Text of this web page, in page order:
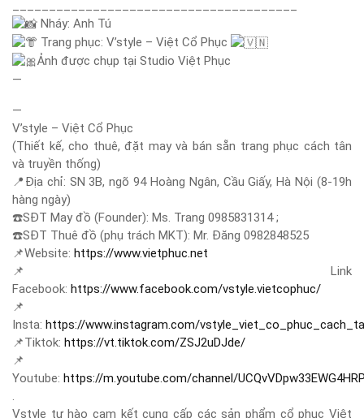
Nháy: Anh Tú
Trang phục: V’style – Việt Cổ Phục
Ảnh được chụp tại Studio Việt Phục
—
—
V’style – Việt Cổ Phục
(Thiết kế, cho thuê, đặt may và bán sẵn trang phục cách tân
và truyền thống)
📍 Địa chỉ: SN 3B, ngõ 94 Hoàng Ngân, Cầu Giấy, Hà Nội (8-19h
hàng ngày)
☎️SĐT May đồ (Founder): Ms. Trang 0985831314 ;
☎️SĐT Thuê đồ (phụ trách MKT): Mr. Đăng 0982848525
📌Website: https://www.vietphuc.net
📌 Link
Facebook: https://www.facebook.com/vstyle.vietcophuc/
📌
Insta: https://www.instagram.com/
📌Tiktok: https://vt.tiktok.com/ZSJ2uDJde/
📌
Youtube: https://m.youtube.com/channel/
.
Vstyle tự hào cam kết cung cấp các sản phẩm cổ phục Việt